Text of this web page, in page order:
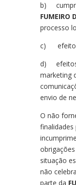
b)
FUMEIRO
processo
c) efeitos
d) efeitos
marketing
envio de
O não
finalidades
situação
não
parte da